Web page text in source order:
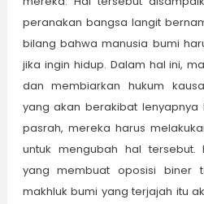
peranakan bangsa langit
bilang bahwa manusia bumi
jika ingin hidup. Dalam hal ini,
dan membiarkan hukum
yang akan berakibat lenyapnya
pasrah, mereka harus
untuk mengubah hal tersebut.
yang membuat oposisi biner
makhluk bumi yang terjajah itu